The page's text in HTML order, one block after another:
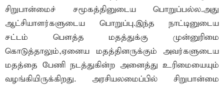
சிறுபான்மைச் சமூகத்தினுடைய பொறுப்பல்ல.அது
ஆட்சியாளர்களுடைய பொறுப்பு.இந்த நாட்டினுடைய
சட்டம் பௌத்த மதத்துக்கு முன்னுரிமை
கொடுத்தாலும்,ஏனைய மதத்தினருக்கும் அவர்களுடைய
மதத்தை பேணி நடத்துகின்ற அனைத்து உரிமையையும்
வழங்கியிருக்கிறது. அரசியலமைப்பில் சிறுபான்மை